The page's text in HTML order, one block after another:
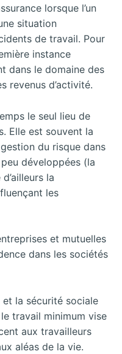
lorsque l’un
situation
de travail. Pour
instance
dans le domaine des
revenus d’activité.
le seul lieu de
Elle est souvent la
du risque dans
développées (la
la
les
et mutuelles
dans les sociétés
et la sécurité sociale
travail minimum vise
aux travailleurs
aléas de la vie.